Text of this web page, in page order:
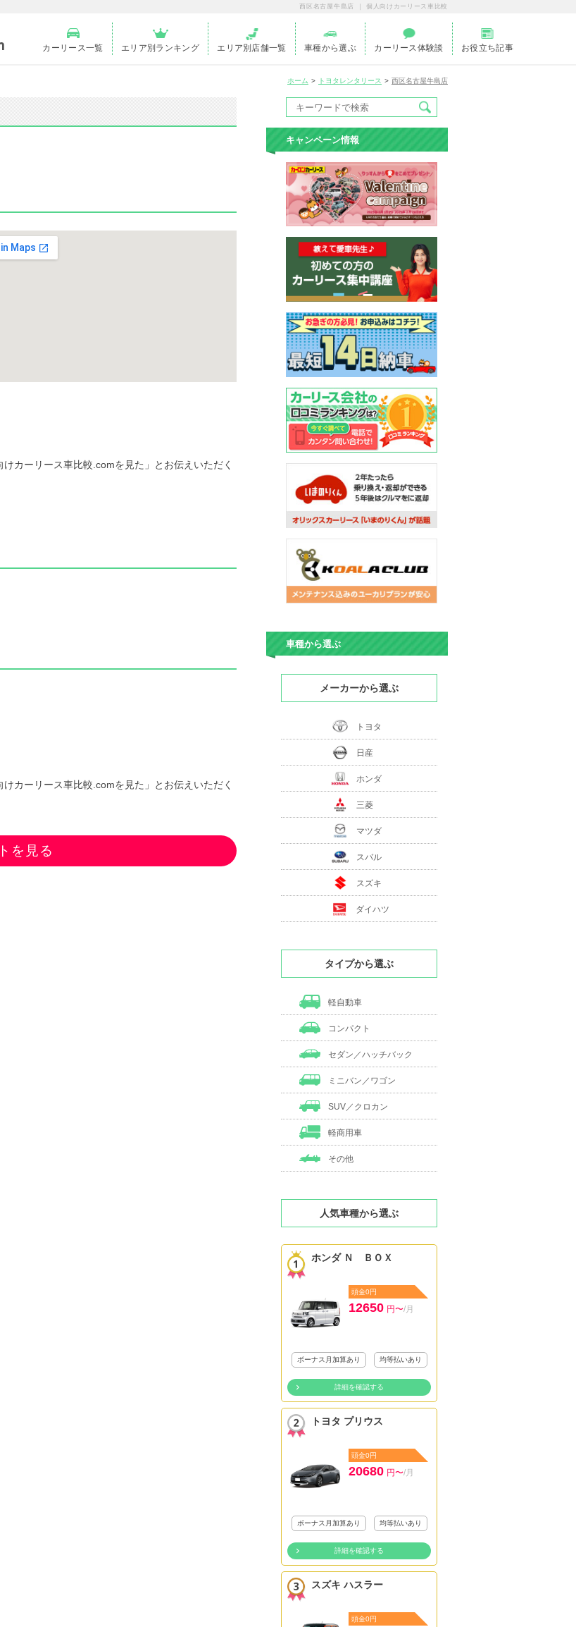
西区名古屋牛島店 ｜ 個人向けカーリース車比較
カーリース一覧 エリア別ランキング エリア別店舗一覧 車種から選ぶ カーリース体験談 お役立ち記事
ホーム トヨタレンタリース 西区名古屋牛島店
カーリース車比較.comを見た」とお伝えいただく
カーリース車比較.comを見た」とお伝えいただく
を見る
キャンペーン情報
車種から選ぶ
メーカーから選ぶ
トヨタ
日産
ホンダ
三菱
マツダ
スバル
スズキ
ダイハツ
タイプから選ぶ
軽自動車
コンパクト
セダン／ハッチバック
ミニバン／ワゴン
SUV／クロカン
軽商用車
その他
人気車種から選ぶ
ホンダ Ｎ ＢＯＸ
頭金0円
12650 円〜/月
ボーナス月加算あり 均等払いあり
詳細を確認する
トヨタ プリウス
頭金0円
20680 円〜/月
ボーナス月加算あり 均等払いあり
詳細を確認する
スズキ ハスラー
頭金0円